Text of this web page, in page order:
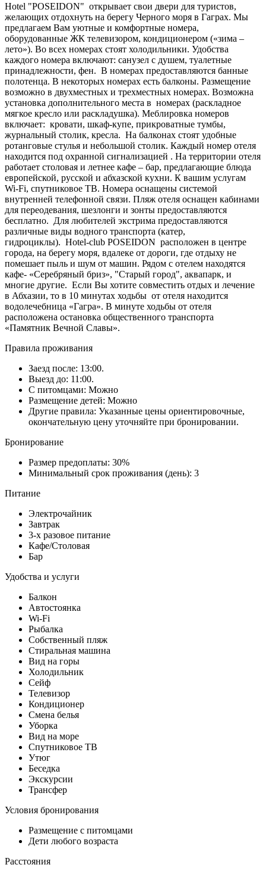
Hotel "POSEIDON" открывает свои двери для туристов,
желающих отдохнуть на берегу Черного моря в Гаграх. Мы
предлагаем Вам уютные и комфортные номера,
оборудованные ЖК телевизором, кондиционером («зима –
лето»). Во всех номерах стоят холодильники. Удобства
каждого номера включают: санузел с душем, туалетные
принадлежности, фен. В номерах предоставляются банные
полотенца. В некоторых номерах есть балконы. Размещение
возможно в двухместных и трехместных номерах. Возможна
установка дополнительного места в номерах (раскладное
мягкое кресло или раскладушка). Меблировка номеров
включает: кровати, шкаф-купе, прикроватные тумбы,
журнальный столик, кресла. На балконах стоят удобные
ротанговые стулья и небольшой столик. Каждый номер отеля
находится под охранной сигнализацией . На территории отеля
работает столовая и летнее кафе – бар, предлагающие блюда
европейской, русской и абхазской кухни. К вашим услугам
Wi-Fi, спутниковое ТВ. Номера оснащены системой
внутренней телефонной связи. Пляж отеля оснащен кабинами
для переодевания, шезлонги и зонты предоставляются
бесплатно. Для любителей экстрима предоставляются
различные виды водного транспорта (катер,
гидроциклы). Hotel-сlub POSEIDON расположен в центре
города, на берегу моря, вдалеке от дороги, где отдыху не
помешает пыль и шум от машин. Рядом с отелем находятся
кафе- «Серебряный бриз», "Старый город", аквапарк, и
многие другие. Если Вы хотите совместить отдых и лечение
в Абхазии, то в 10 минутах ходьбы от отеля находится
водолечебница «Гагра». В минуте ходьбы от отеля
расположена остановка общественного транспорта
«Памятник Вечной Славы».
Правила проживания
Заезд после: 13:00.
Выезд до: 11:00.
С питомцами: Можно
Размещение детей: Можно
Другие правила: Указанные цены ориентировочные,
окончательную цену уточняйте при бронировании.
Бронирование
Размер предоплаты: 30%
Минимальный срок проживания (день): 3
Питание
Электрочайник
Завтрак
3-х разовое питание
Кафе/Столовая
Бар
Удобства и услуги
Балкон
Автостоянка
Wi-Fi
Рыбалка
Собственный пляж
Стиральная машина
Вид на горы
Холодильник
Сейф
Телевизор
Кондиционер
Смена белья
Уборка
Вид на море
Спутниковое ТВ
Утюг
Беседка
Экскурсии
Трансфер
Условия бронирования
Размещение с питомцами
Дети любого возраста
Расстояния